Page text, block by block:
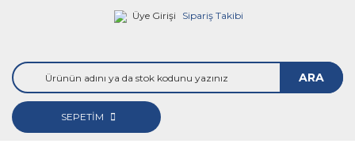
Üye Girişi Sipariş Takibi
ARA
SEPETİM